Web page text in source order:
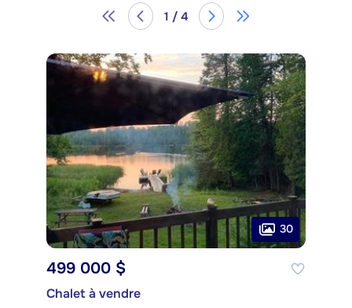
1 / 4
30
499 000 $
Chalet à vendre